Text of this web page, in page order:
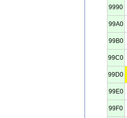
9990
99A0
99B0
99C0
99D0
99E0
99F0